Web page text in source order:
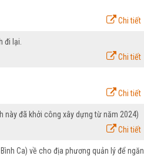
Chi tiết
đi lại.
Chi tiết
Chi tiết
này đã khởi công xây dựng từ năm 2024)
Chi tiết
Ca) về cho địa phương quản lý để ngăn